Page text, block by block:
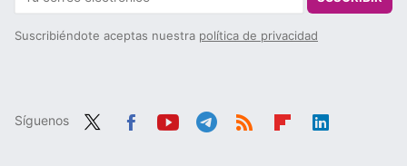
Suscribiéndote aceptas nuestra política de privacidad
Síguenos